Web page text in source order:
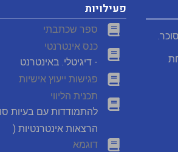
פעילויות
ספר שכתבתי
כנס אינטרנטי
- דיגיטלי. באינטרנט
פגישות ייעוץ אישיות
תכנית הליווי
להתמודדות עם בעיות
הרצאות אינטרנטיות (
דוגמא